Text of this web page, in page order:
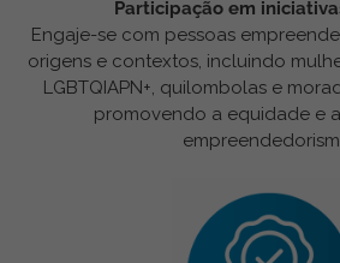
Participação em
Engaje-se com pessoas
origens e contextos, incluindo
LGBTQIAPN+, quilombolas e
promovendo a equidade e